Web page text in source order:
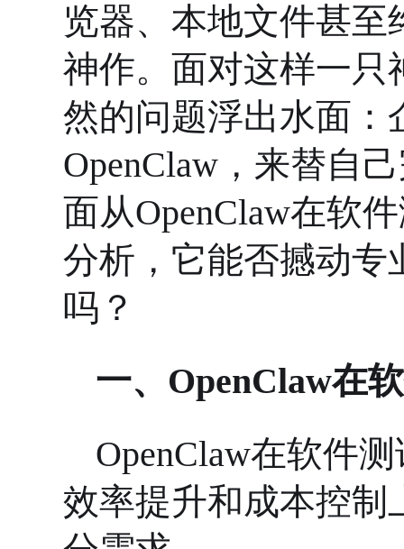
览器、本地文件甚
神作。面对这样一只
然的问题浮出水面：
OpenClaw，来替自
面从OpenClaw在软
分析， 它能否撼动专
吗？
一、 OpenClaw在
OpenClaw在软件
效率提升和成本控制